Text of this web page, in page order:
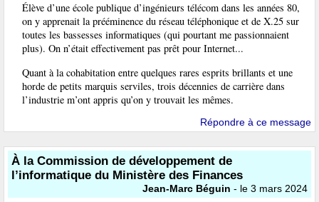
Élève d’une école publique d’ingénieurs télécom dans les années 80,
on y apprenait la prééminence du réseau téléphonique et de X.25 sur
toutes les bassesses informatiques (qui pourtant me passionnaient
plus). On n’était effectivement pas prêt pour Internet...
Quant à la cohabitation entre quelques rares esprits brillants et une
horde de petits marquis serviles, trois décennies de carrière dans
l’industrie m’ont appris qu’on y trouvait les mêmes.
Répondre à ce message
À la Commission de développement de
l’informatique du Ministère des Finances
Jean-Marc Béguin - le 3 mars 2024